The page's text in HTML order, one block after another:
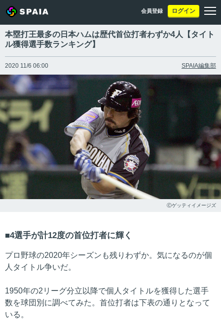
会員登録 ログイン
本塁打王最多の日本ハムは歴代首位打者わずか4人【タイト
ル獲得選手数ランキング】
2020 11/6 06:00 SPAIA編集部
Ⓒゲッティイメージズ
4選手が計12度の首位打者に輝く
プロ野球の2020年シーズンも残りわずか。気になるのが個
人タイトル争いだ。
1950年の2リーグ分立以降で個人タイトルを獲得した選手
数を球団別に調べてみた。首位打者は下表の通りとなって
いる。